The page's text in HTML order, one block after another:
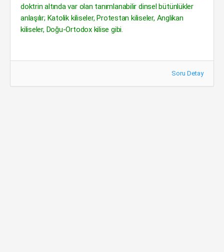
doktrin altında var olan tanımlanabilir dinsel bütünlükler
anlaşılır; Katolik kiliseler, Protestan kiliseler, Anglikan
kiliseler, Doğu-Ortodox kilise gibi.
Soru Detay